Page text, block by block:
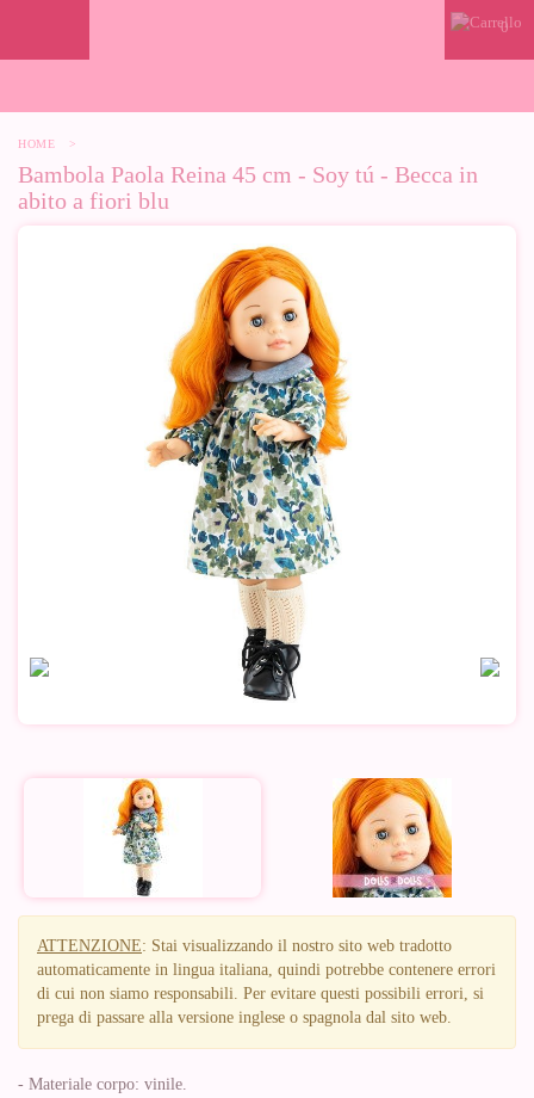
0
HOME >
Bambola Paola Reina 45 cm - Soy tú - Becca in
abito a fiori blu
ATTENZIONE: Stai visualizzando il nostro sito web tradotto
automaticamente in lingua italiana, quindi potrebbe contenere errori
di cui non siamo responsabili. Per evitare questi possibili errori, si
prega di passare alla versione inglese o spagnola dal sito web.
- Materiale corpo: vinile.